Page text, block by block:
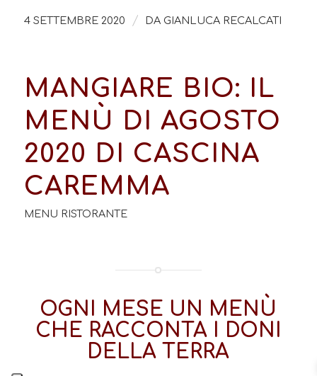
4 SETTEMBRE 2020 / DA GIANLUCA RECALCATI
MANGIARE BIO: IL
MENÙ DI AGOSTO
2020 DI CASCINA
CAREMMA
MENU RISTORANTE
OGNI MESE UN MENÙ
CHE RACCONTA I DONI
DELLA TERRA